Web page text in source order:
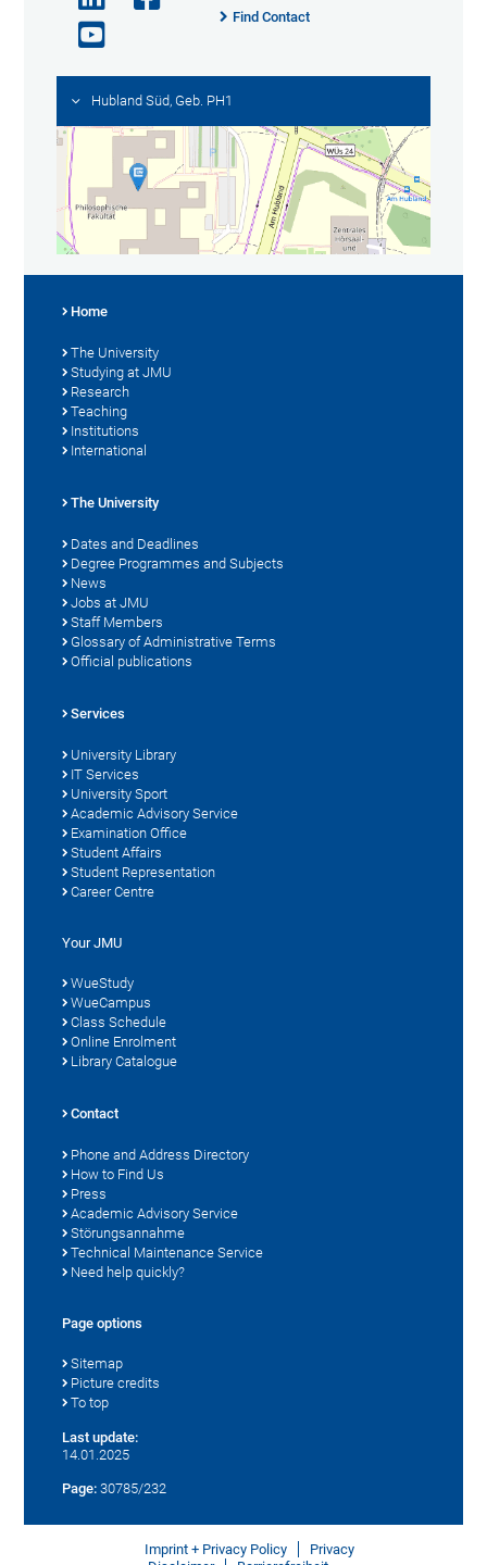
Find Contact
Hubland Süd, Geb. PH1
Home
The University
Studying at JMU
Research
Teaching
Institutions
International
The University
Dates and Deadlines
Degree Programmes and Subjects
News
Jobs at JMU
Staff Members
Glossary of Administrative Terms
Official publications
Services
University Library
IT Services
University Sport
Academic Advisory Service
Examination Office
Student Affairs
Student Representation
Career Centre
Your JMU
WueStudy
WueCampus
Class Schedule
Online Enrolment
Library Catalogue
Contact
Phone and Address Directory
How to Find Us
Press
Academic Advisory Service
Störungsannahme
Technical Maintenance Service
Need help quickly?
Page options
Sitemap
Picture credits
To top
Last update:
14.01.2025
Page: 30785/232
Imprint + Privacy Policy
Privacy